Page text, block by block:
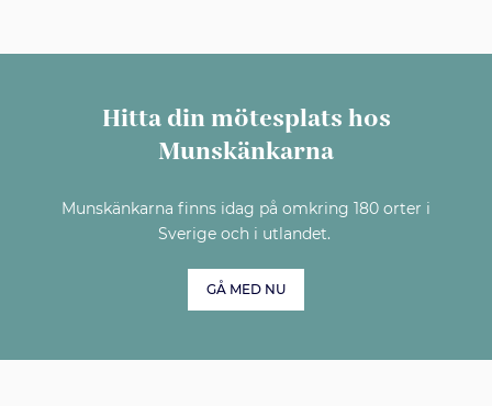
Hitta din mötesplats hos
Munskänkarna
Munskänkarna finns idag på omkring 180 orter i
Sverige och i utlandet.
GÅ MED NU